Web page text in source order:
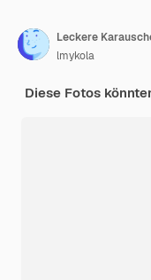
Leckere
lmykola
Diese Fotos